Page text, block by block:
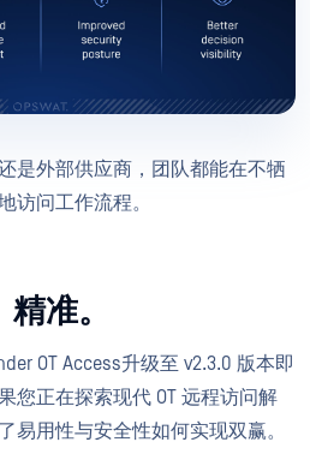
是外部供应商，团队都能在不牺
访问工作流程。
准。
OT Access升级至 v2.3.0 版本即
您正在探索现代 OT 远程访问解
易用性与安全性如何实现双赢。